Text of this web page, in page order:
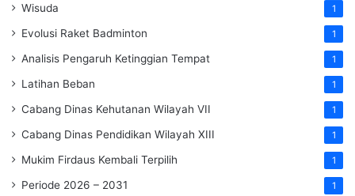
Wisuda 1
Evolusi Raket Badminton 1
Analisis Pengaruh Ketinggian Tempat 1
Latihan Beban 1
Cabang Dinas Kehutanan Wilayah VII 1
Cabang Dinas Pendidikan Wilayah XIII 1
Mukim Firdaus Kembali Terpilih 1
Periode 2026 – 2031 1